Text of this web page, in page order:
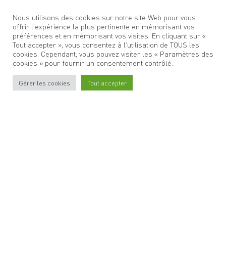
Stationnerà Oullins
Nous utilisons des cookies sur notre site Web pour vous
offrir l'expérience la plus pertinente en mémorisant vos
préférences et en mémorisant vos visites. En cliquant sur «
Tout accepter », vous consentez à l'utilisation de TOUS les
cookies. Cependant, vous pouvez visiter les « Paramètres des
cookies » pour fournir un consentement contrôlé.
Gérer les cookies Tout accepter